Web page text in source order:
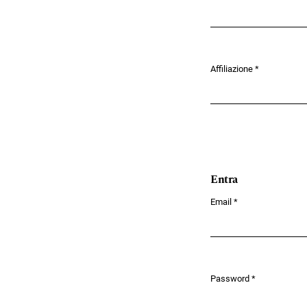
Affiliazione *
Entra
Email *
Password *